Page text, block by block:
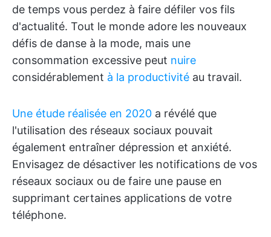
de temps vous perdez à faire défiler vos fils
d'actualité. Tout le monde adore les nouveaux
défis de danse à la mode, mais une
consommation excessive peut nuire
considérablement à la productivité au travail.
Une étude réalisée en 2020 a révélé que
l'utilisation des réseaux sociaux pouvait
également entraîner dépression et anxiété.
Envisagez de désactiver les notifications de vos
réseaux sociaux ou de faire une pause en
supprimant certaines applications de votre
téléphone.